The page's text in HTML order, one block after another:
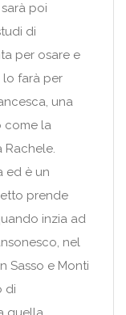
poi
di
per osare e
lo farà per
una
come la
Rachele.
ed è un
prende
inzia ad
nel
Sasso e Monti
di